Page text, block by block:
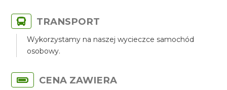
TRANSPORT
Wykorzystamy na naszej wycieczce samochód
osobowy.
CENA ZAWIERA